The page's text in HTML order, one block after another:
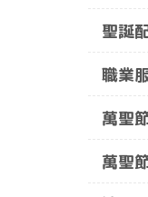
聖誕
職業
萬聖
萬聖